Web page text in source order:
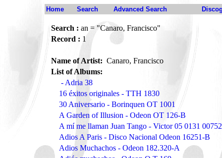
Home Search Advanced Search
Search : an = "Canaro, Francisco"
Record : 1
Name of Artist: Canaro, Francisco
List of Albums:
- Adria 38
16 éxitos originales - TTH 1830
30 Aniversario - Borinquen OT 1001
A Garden of Illusion - Odeon OT 126-B
A mí me llaman Juan Tango - Victor 05 0131 00752
Adios A Paris - Disco Nacional Odeon 16251-B
Adios Muchachos - Odeon 182.320-A